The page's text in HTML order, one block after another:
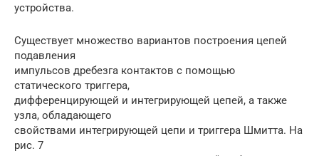
устройства.
Существует множество вариантов построения цепей
подавления
импульсов дребезга контактов с помощью
статического триггера,
дифференцирующей и интегрирующей цепей, а также
узла, обладающего
свойствами интегрирующей цепи и триггера Шмитта. На
рис. 7